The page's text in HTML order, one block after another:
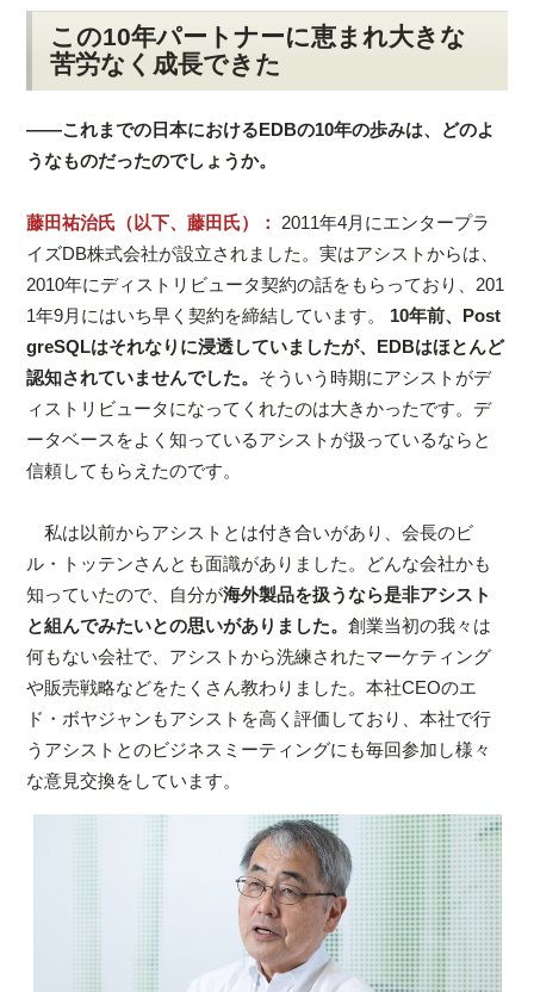
この10年パートナーに恵まれ大きな
苦労なく成長できた
――これまでの日本におけるEDBの10年の歩みは、どのよ
うなものだったのでしょうか。
藤田祐治氏（以下、藤田氏）：
2011年4月にエンタープラ
イズDB株式会社が設立されました。実はアシストからは、
2010年にディストリビュータ契約の話をもらっており、201
1年9月にはいち早く契約を締結しています。 10年前、Post
greSQLはそれなりに浸透していましたが、EDBはほとんど
認知されていませんでした。 そういう時期にアシストがデ
ィストリビュータになってくれたのは大きかったです。デ
ータベースをよく知っているアシストが扱っているならと
信頼してもらえたのです。
私は以前からアシストとは付き合いがあり、会長のビ
ル・トッテンさんとも面識がありました。どんな会社かも
知っていたので、自分が海外製品を扱うなら是非アシスト
と組んでみたいとの思いがありました。創業当初の我々は
何もない会社で、アシストから洗練されたマーケティング
や販売戦略などをたくさん教わりました。本社CEOのエ
ド・ボヤジャンもアシストを高く評価しており、本社で行
うアシストとのビジネスミーティングにも毎回参加し様々
な意見交換をしています。